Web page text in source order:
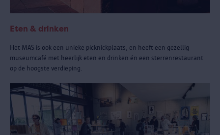
Eten & drinken
Het MAS is ook een unieke picknickplaats, en heeft een gezellig
museumcafé met heerlijk eten en drinken én een sterrenrestaurant
op de hoogste verdieping.